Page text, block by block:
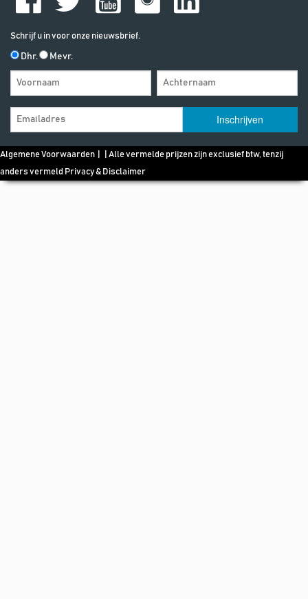
Schrijf u in voor onze nieuwsbrief.
Dhr. Mevr.
Algemene Voorwaarden | | Alle vermelde prijzen zijn exclusief btw, tenzij
anders vermeld Privacy & Disclaimer